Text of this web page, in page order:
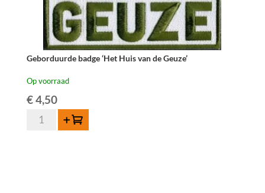
Geborduurde badge ‘Het Huis van de Geuze’
Op voorraad
€4,50
GeborduurdeToevoegen